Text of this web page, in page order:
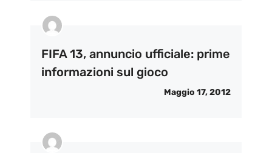
FIFA 13, annuncio ufficiale: prime
informazioni sul gioco
Maggio 17, 2012